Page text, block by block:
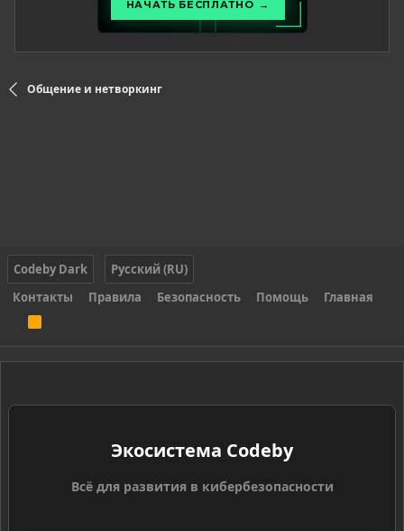
Общение и нетворкинг
Codeby Dark
Русский (RU)
Контакты
Правила Безопасность Помощь Главная
S
Экосистема Codeby
Всё для развития в кибербезопасности